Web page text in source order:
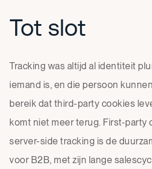
Tot slot
Tracking was altijd al identiteit
iemand is, en die persoon
bereik dat third-party cookies
komt niet meer terug. First-party
server-side tracking is de
voor B2B, met zijn lange